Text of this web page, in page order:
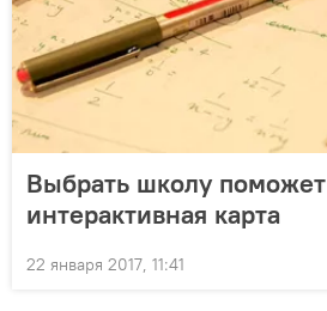
Выбрать школу поможет
интерактивная карта
22 января 2017, 11:41